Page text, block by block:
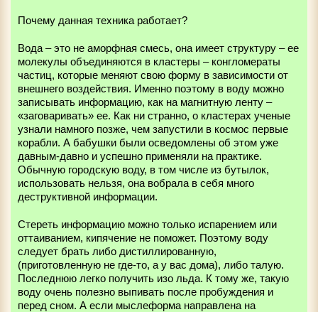
Почему данная техника работает?
Вода – это не аморфная смесь, она имеет структуру – ее
молекулы объединяются в кластеры – конгломераты
частиц, которые меняют свою форму в зависимости от
внешнего воздействия. Именно поэтому в воду можно
записывать информацию, как на магнитную ленту –
«заговаривать» ее. Как ни странно, о кластерах ученые
узнали намного позже, чем запустили в космос первые
корабли. А бабушки были осведомлены об этом уже
давным-давно и успешно применяли на практике.
Обычную городскую воду, в том числе из бутылок,
использовать нельзя, она вобрала в себя много
деструктивной информации.
Стереть информацию можно только испарением или
оттаиванием, кипячение не поможет. Поэтому воду
следует брать либо дистиллированную,
(приготовленную не где-то, а у вас дома), либо талую.
Последнюю легко получить изо льда. К тому же, такую
воду очень полезно выпивать после пробуждения и
перед сном. А если мыслеформа направлена на